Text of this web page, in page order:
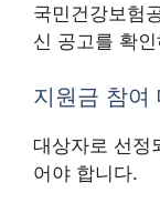
국민건강보험
신 공고를 확
지원금 참여
대상자로 선정
어야 합니다.